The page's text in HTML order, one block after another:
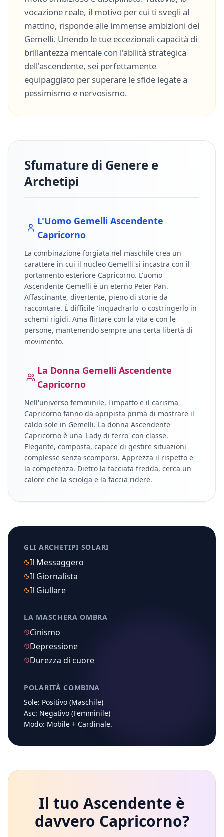
vocazione reale, il motivo per cui ti svegli al
mattino, risponde alle immense ambizioni del
Gemelli. Unendo le tue eccezionali capacità di
brillantezza mentale con l'abilità strategica
dell'ascendente, sei perfettamente
equipaggiato per superare le sfide legate a
pessimismo e nervosismo.
Sfumature di Genere e
Archetipi
L'Uomo Gemelli Ascendente
Capricorno
La combinazione forgiata nel maschile crea un
carattere in cui il nucleo Gemelli si incastra con il
portamento esteriore Capricorno. L'uomo
Ascendente Gemelli è un eterno Peter Pan.
Affascinante, divertente, pieno di storie da
raccontare. È difficile 'inquadrarlo' o costringerlo in
schemi rigidi. Ama flirtare con la vita e con le
persone, mantenendo sempre una certa libertà di
movimento.
La Donna GemelliAscendente
Capricorno
Nell'universo femminile, l'impatto e il carisma
Capricorno fanno da apripista prima di mostrare il
caldo sole in Gemelli. La donna Ascendente
Capricorno è una 'Lady di ferro' con classe.
Elegante, composta, capace di gestire situazioni
complesse senza scomporsi. Apprezza il rispetto e
la competenza. Dietro la facciata fredda, cerca un
calore che la sciolga e la faccia ridere.
GLI ARCHETIPI SOLARI
Il Messaggero
Il Giornalista
Il Giullare
LA MASCHERA OMBRA
Cinismo
Depressione
Durezza di cuore
POLARITÀ COMBINA
Sole: Positivo (Maschile)
Asc: Negativo (Femminile)
Modo: Mobile + Cardinale.
Il tuo Ascendente è
davvero Capricorno?